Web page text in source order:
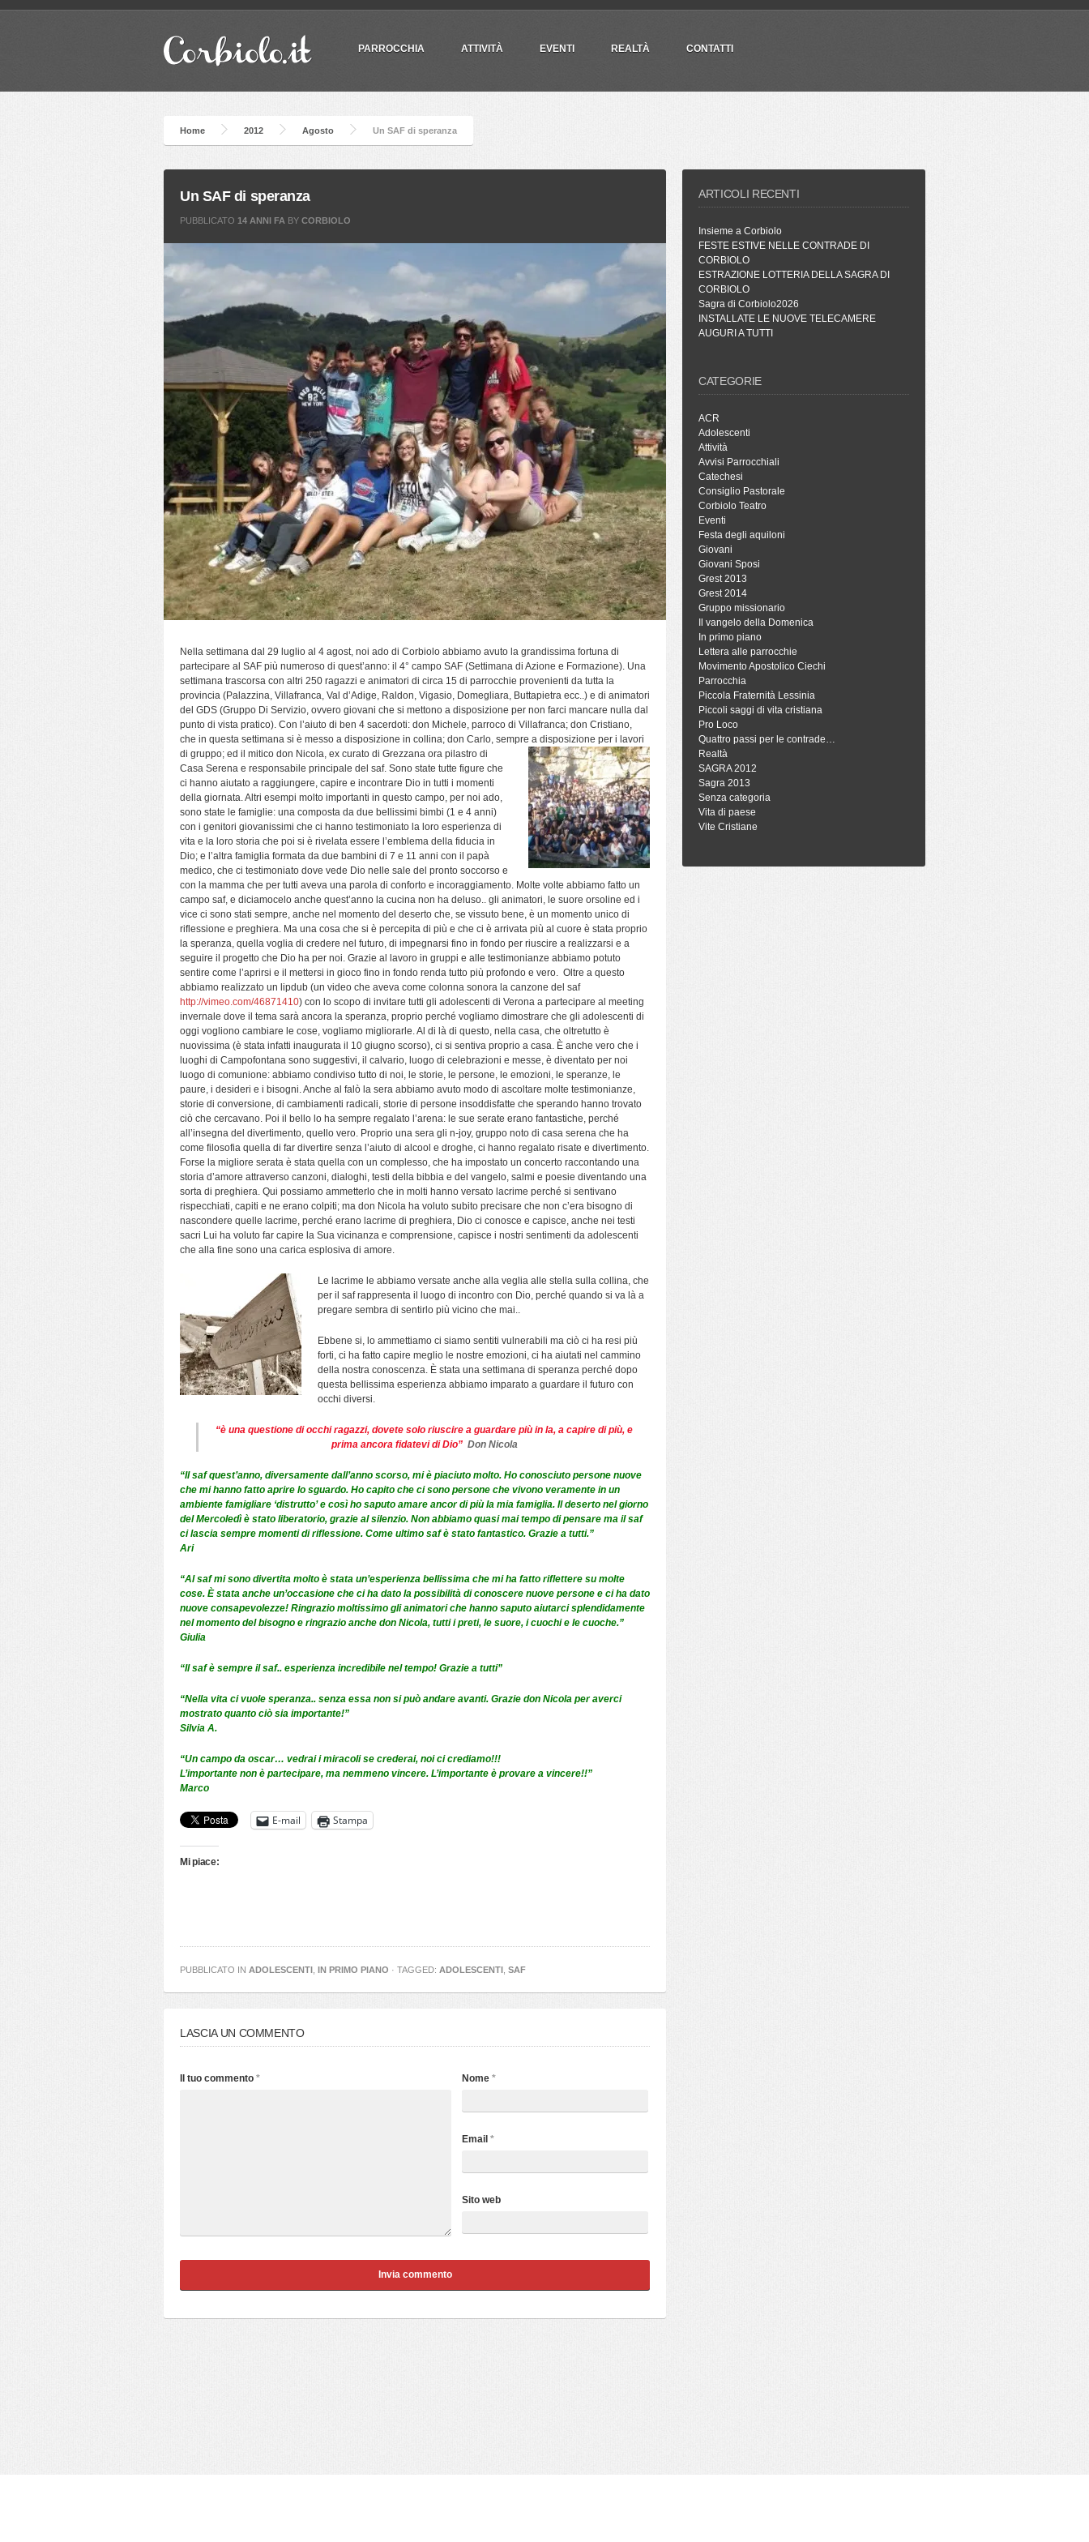
PARROCCHIA ATTIVITÀ EVENTI REALTÀ CONTATTI
Home 2012 Agosto Un SAF di speranza
Un SAF di speranza
PUBBLICATO 14 ANNI FA BY CORBIOLO
Nella settimana dal 29 luglio al 4 agost, noi ado di Corbiolo abbiamo avuto la grandissima fortuna di
partecipare al SAF più numeroso di quest’anno: il 4° campo SAF (Settimana di Azione e Formazione). Una
settimana trascorsa con altri 250 ragazzi e animatori di circa 15 di parrocchie provenienti da tutta la
provincia (Palazzina, Villafranca, Val d’Adige, Raldon, Vigasio, Domegliara, Buttapietra ecc..) e di animatori
del GDS (Gruppo Di Servizio, ovvero giovani che si mettono a disposizione per non farci mancare nulla dal
punto di vista pratico). Con l’aiuto di ben 4 sacerdoti: don Michele, parroco di Villafranca; don Cristiano,
che in questa settimana si è messo a disposizione in collina; don Carlo, sempre a disposizione per i lavori
di gruppo; ed il mitico don Nicola, ex curato di Grezzana ora pilastro di
Casa Serena e responsabile principale del saf. Sono state tutte figure che
ci hanno aiutato a raggiungere, capire e incontrare Dio in tutti i momenti
della giornata. Altri esempi molto importanti in questo campo, per noi ado,
sono state le famiglie: una composta da due bellissimi bimbi (1 e 4 anni)
con i genitori giovanissimi che ci hanno testimoniato la loro esperienza di
vita e la loro storia che poi si è rivelata essere l’emblema della fiducia in
Dio; e l’altra famiglia formata da due bambini di 7 e 11 anni con il papà
medico, che ci testimoniato dove vede Dio nelle sale del pronto soccorso e
con la mamma che per tutti aveva una parola di conforto e incoraggiamento. Molte volte abbiamo fatto un
campo saf, e diciamocelo anche quest’anno la cucina non ha deluso.. gli animatori, le suore orsoline ed i
vice ci sono stati sempre, anche nel momento del deserto che, se vissuto bene, è un momento unico di
riflessione e preghiera. Ma una cosa che si è percepita di più e che ci è arrivata più al cuore è stata proprio
la speranza, quella voglia di credere nel futuro, di impegnarsi fino in fondo per riuscire a realizzarsi e a
seguire il progetto che Dio ha per noi. Grazie al lavoro in gruppi e alle testimonianze abbiamo potuto
sentire come l’aprirsi e il mettersi in gioco fino in fondo renda tutto più profondo e vero. Oltre a questo
abbiamo realizzato un lipdub (un video che aveva come colonna sonora la canzone del saf
http://vimeo.com/46871410) con lo scopo di invitare tutti gli adolescenti di Verona a partecipare al meeting
invernale dove il tema sarà ancora la speranza, proprio perché vogliamo dimostrare che gli adolescenti di
oggi vogliono cambiare le cose, vogliamo migliorarle. Al di là di questo, nella casa, che oltretutto è
nuovissima (è stata infatti inaugurata il 10 giugno scorso), ci si sentiva proprio a casa. È anche vero che i
luoghi di Campofontana sono suggestivi, il calvario, luogo di celebrazioni e messe, è diventato per noi
luogo di comunione: abbiamo condiviso tutto di noi, le storie, le persone, le emozioni, le speranze, le
paure, i desideri e i bisogni. Anche al falò la sera abbiamo avuto modo di ascoltare molte testimonianze,
storie di conversione, di cambiamenti radicali, storie di persone insoddisfatte che sperando hanno trovato
ciò che cercavano. Poi il bello lo ha sempre regalato l’arena: le sue serate erano fantastiche, perché
all’insegna del divertimento, quello vero. Proprio una sera gli n-joy, gruppo noto di casa serena che ha
come filosofia quella di far divertire senza l’aiuto di alcool e droghe, ci hanno regalato risate e divertimento.
Forse la migliore serata è stata quella con un complesso, che ha impostato un concerto raccontando una
storia d’amore attraverso canzoni, dialoghi, testi della bibbia e del vangelo, salmi e poesie diventando una
sorta di preghiera. Qui possiamo ammetterlo che in molti hanno versato lacrime perché si sentivano
rispecchiati, capiti e ne erano colpiti; ma don Nicola ha voluto subito precisare che non c’era bisogno di
nascondere quelle lacrime, perché erano lacrime di preghiera, Dio ci conosce e capisce, anche nei testi
sacri Lui ha voluto far capire la Sua vicinanza e comprensione, capisce i nostri sentimenti da adolescenti
che alla fine sono una carica esplosiva di amore.
Le lacrime le abbiamo versate anche alla veglia alle stella sulla collina, che
per il saf rappresenta il luogo di incontro con Dio, perché quando si va là a
pregare sembra di sentirlo più vicino che mai..
Ebbene si, lo ammettiamo ci siamo sentiti vulnerabili ma ciò ci ha resi più
forti, ci ha fatto capire meglio le nostre emozioni, ci ha aiutati nel cammino
della nostra conoscenza. È stata una settimana di speranza perché dopo
questa bellissima esperienza abbiamo imparato a guardare il futuro con
occhi diversi.
“è una questione di occhi ragazzi, dovete solo riuscire a guardare più in la, a capire di più, e
prima ancora fidatevi di Dio”Don Nicola
“Il saf quest’anno, diversamente dall’anno scorso, mi è piaciuto molto. Ho conosciuto persone nuove
che mi hanno fatto aprire lo sguardo. Ho capito che ci sono persone che vivono veramente in un
ambiente famigliare ‘distrutto’ e così ho saputo amare ancor di più la mia famiglia. Il deserto nel giorno
del Mercoledì è stato liberatorio, grazie al silenzio. Non abbiamo quasi mai tempo di pensare ma il saf
ci lascia sempre momenti di riflessione. Come ultimo saf è stato fantastico. Grazie a tutti.”
Ari
“Al saf mi sono divertita molto è stata un’esperienza bellissima che mi ha fatto riflettere su molte
cose. È stata anche un’occasione che ci ha dato la possibilità di conoscere nuove persone e ci ha dato
nuove consapevolezze! Ringrazio moltissimo gli animatori che hanno saputo aiutarci splendidamente
nel momento del bisogno e ringrazio anche don Nicola, tutti i preti, le suore, i cuochi e le cuoche.”
Giulia
“Il saf è sempre il saf.. esperienza incredibile nel tempo! Grazie a tutti”
“Nella vita ci vuole speranza.. senza essa non si può andare avanti. Grazie don Nicola per averci
mostrato quanto ciò sia importante!”
Silvia A.
“Un campo da oscar… vedrai i miracoli se crederai, noi ci crediamo!!!
L’importante non è partecipare, ma nemmeno vincere. L’importante è provare a vincere!!”
Marco
E-mail Stampa
Mi piace:
PUBBLICATO IN ADOLESCENTI IN PRIMO PIANO · TAGGED: ADOLESCENTI SAF
LASCIA UN COMMENTO
Nome*
Email*
Sito web
Il tuo commento *
ARTICOLI RECENTI
Insieme a Corbiolo
FESTE ESTIVE NELLE CONTRADE DI
CORBIOLO
ESTRAZIONE LOTTERIA DELLA SAGRA DI
CORBIOLO
Sagra di Corbiolo2026
INSTALLATE LE NUOVE TELECAMERE
AUGURI A TUTTI
CATEGORIE
ACR
Adolescenti
Attività
Avvisi Parrocchiali
Catechesi
Consiglio Pastorale
Corbiolo Teatro
Eventi
Festa degli aquiloni
Giovani
Giovani Sposi
Grest 2013
Grest 2014
Gruppo missionario
Il vangelo della Domenica
In primo piano
Lettera alle parrocchie
Movimento Apostolico Ciechi
Parrocchia
Piccola Fraternità Lessinia
Piccoli saggi di vita cristiana
Pro Loco
Quattro passi per le contrade…
Realtà
SAGRA 2012
Sagra 2013
Senza categoria
Vita di paese
Vite Cristiane